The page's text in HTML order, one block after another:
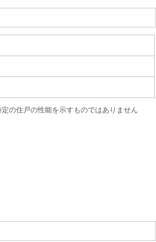
の住戸の性能を示すものではありません